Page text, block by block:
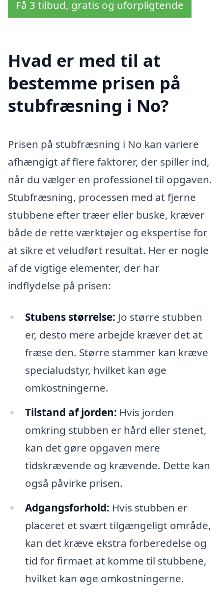
Få 3 tilbud, gratis og uforpligtende
Hvad er med til at
bestemme prisen på
stubfræsning i No?
Prisen på stubfræsning i No kan variere
afhængigt af flere faktorer, der spiller ind,
når du vælger en professionel til opgaven.
Stubfræsning, processen med at fjerne
stubbene efter træer eller buske, kræver
både de rette værktøjer og ekspertise for
at sikre et veludført resultat. Her er nogle
af de vigtige elementer, der har
indflydelse på prisen:
Stubens størrelse: Jo større stubben
er, desto mere arbejde kræver det at
fræse den. Større stammer kan kræve
specialudstyr, hvilket kan øge
omkostningerne.
Tilstand af jorden: Hvis jorden
omkring stubben er hård eller stenet,
kan det gøre opgaven mere
tidskrævende og krævende. Dette kan
også påvirke prisen.
Adgangsforhold: Hvis stubben er
placeret et svært tilgængeligt område,
kan det kræve ekstra forberedelse og
tid for firmaet at komme til stubbene,
hvilket kan øge omkostningerne.